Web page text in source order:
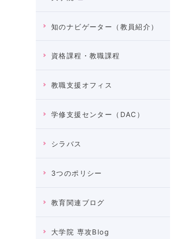
知のナビゲーター（教員紹介）
資格課程・教職課程
教職支援オフィス
学修支援センター（DAC）
シラバス
3つのポリシー
教育関連ブログ
大学院 専攻Blog